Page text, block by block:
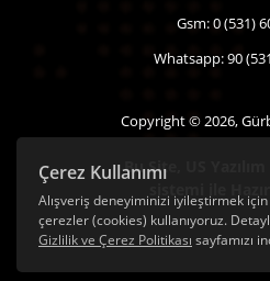
Çerez Kullanımı
Alışveriş deneyiminizi iyileştirmek
çerezler (cookies) kullanıyoruz.
Gizlilik ve Çerez Politikası sayfamızı
Gsm: 0 (531)
Whatsapp: 90
Copyright © 2026,
Bu Site,